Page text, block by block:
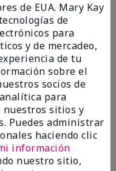
de EUA. Mary Kay
de
para
y de mercadeo,
de tu
sobre el
socios de
para
nuestros sitios y
Puedes administrar
haciendo clic
información
nuestro sitio,